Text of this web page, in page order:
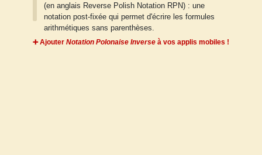
(en anglais Reverse Polish Notation RPN) : une
notation post-fixée qui permet d'écrire les formules
arithmétiques sans parenthèses.
➕ Ajouter Notation Polonaise Inverse à vos applis mobiles !